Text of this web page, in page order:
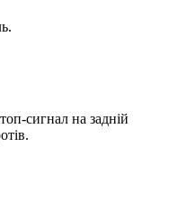
сигнал на задній